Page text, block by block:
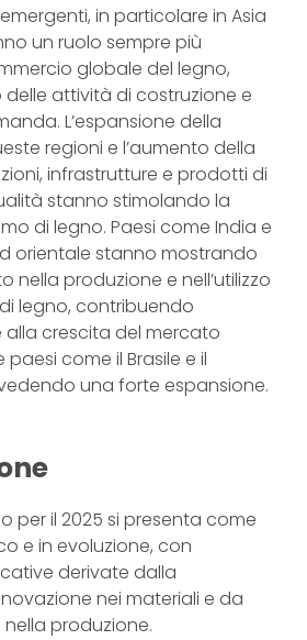
in particolare in Asia
un ruolo sempre più
globale del legno,
delle attività di costruzione e
L’espansione della
regioni e l’aumento della
infrastrutture e prodotti di
stanno stimolando la
di legno. Paesi come India e
orientale stanno mostrando
nella produzione e nell’utilizzo
legno, contribuendo
crescita del mercato
come il Brasile e il
una forte espansione.
per il 2025 si presenta come
e in evoluzione, con
derivate dalla
nei materiali e da
produzione.